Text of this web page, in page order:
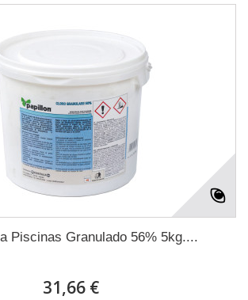
Piscinas Granulado 56% 5kg....
31,66 €